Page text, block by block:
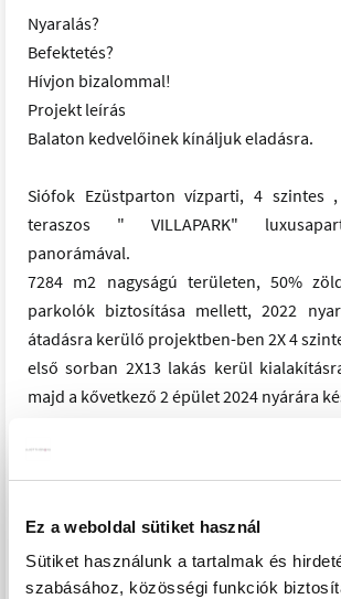
Ez a weboldal sütiket használ
Sütiket használunk a tartalmak és
szabásához, közösségi funkciók
Nyaralás?
Befektetés?
Hívjon bizalommal!
Projekt leírás
Balaton kedvelőinek kínáljuk eladásra.
Siófok Ezüstparton vízparti, 4 szintes
teraszos " VILLAPARK"
panorámával.
7284 m2 nagyságú területen, 50%
parkolók biztosítása mellett, 2022
átadásra kerülő projektben-ben 2X 4
első sorban 2X13 lakás kerül
majd a kővetkező 2 épület 2024 nyárára
Gondos, alapos tervezői munka, nagy
hogy a lakások ,hozzá kapcsolódó nagy
A liftes téglaépület 3 rétegű argongázzal
nyílászárói, központi LG Multi V-